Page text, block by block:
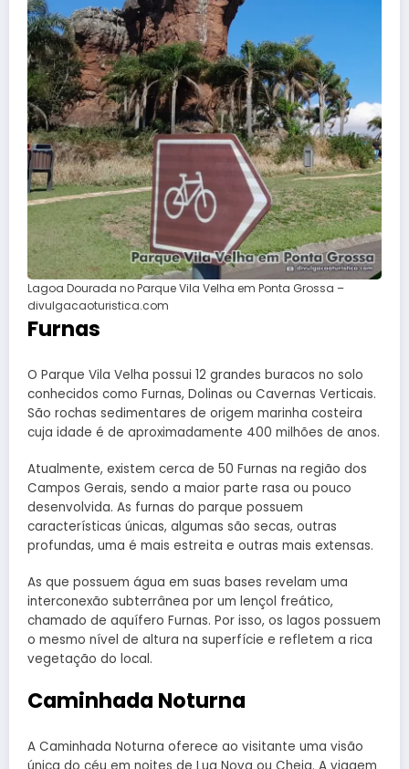
Lagoa Dourada no Parque Vila Velha em Ponta Grossa –
divulgacaoturistica.com
Furnas
O Parque Vila Velha possui 12 grandes buracos no solo
conhecidos como Furnas, Dolinas ou Cavernas Verticais.
São rochas sedimentares de origem marinha costeira
cuja idade é de aproximadamente 400 milhões de anos.
Atualmente, existem cerca de 50 Furnas na região dos
Campos Gerais, sendo a maior parte rasa ou pouco
desenvolvida. As furnas do parque possuem
características únicas, algumas são secas, outras
profundas, uma é mais estreita e outras mais extensas.
As que possuem água em suas bases revelam uma
interconexão subterrânea por um lençol freático,
chamado de aquífero Furnas. Por isso, os lagos possuem
o mesmo nível de altura na superfície e refletem a rica
vegetação do local.
Caminhada Noturna
A Caminhada Noturna oferece ao visitante uma visão
única do céu em noites de Lua Nova ou Cheia. A viagem